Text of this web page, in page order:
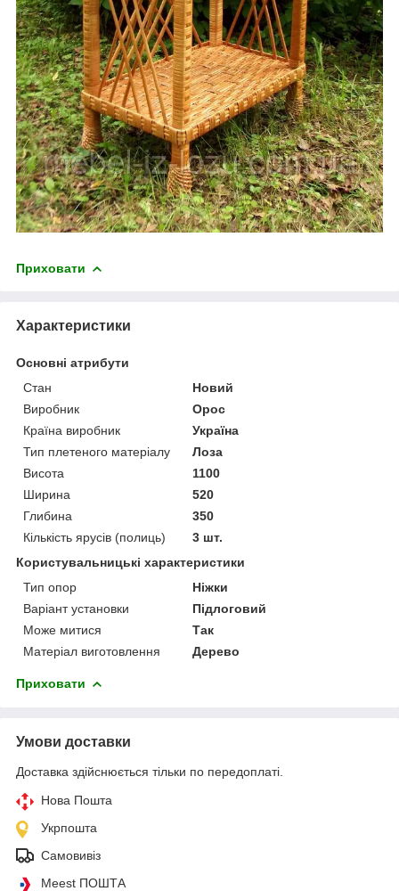
Приховати
Характеристики
Основні атрибути
Стан
Новий
Виробник
Орос
Країна виробник
Україна
Тип плетеного матеріалу
Лоза
Висота
1100
Ширина
520
Глибина
350
Кількість ярусів (полиць)
3 шт.
Користувальницькі характеристики
Тип опор
Ніжки
Варіант установки
Підлоговий
Може митися
Так
Матеріал виготовлення
Дерево
Приховати
Умови доставки
Доставка здійснюється тільки по передоплаті.
Нова Пошта
Укрпошта
Самовивіз
Meest ПОШТА